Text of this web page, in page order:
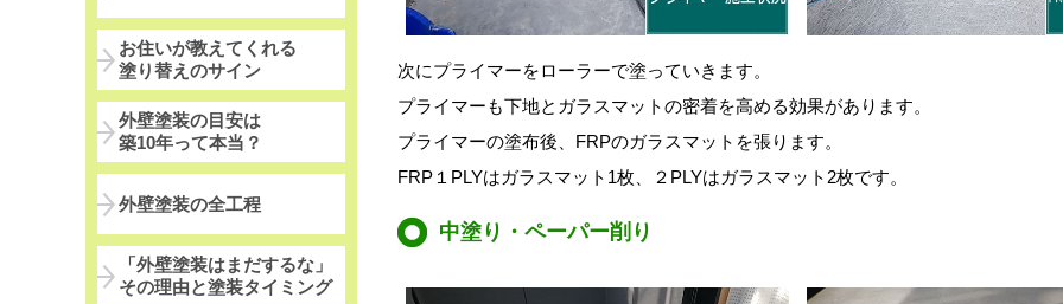
次にプライマーをローラーで塗っていきます。
プライマーも下地とガラスマットの密着を高める効果があります。
プライマーの塗布後、FRPのガラスマットを張ります。
FRP１PLYはガラスマット1枚、
２PLYはガラスマット2枚です。
中塗り・ペーパー削り
お住いが教えてくれる
塗り替えのサイン
外壁塗装の目安は
築10年って本当？
外壁塗装の全工程
「外壁塗装はまだするな」
その理由と塗装タイミング